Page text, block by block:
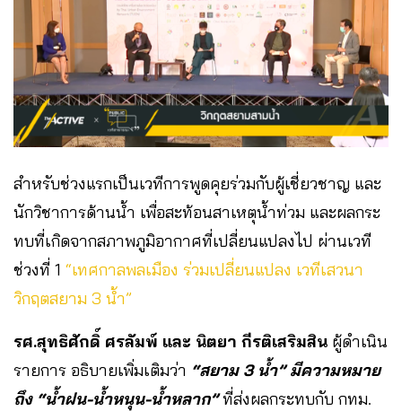
สำหรับช่วงแรกเป็นเวทีการพูดคุยร่วมกับผู้เชี่ยวชาญ และ
นักวิชาการด้านน้ำ เพื่อสะท้อนสาเหตุน้ำท่วม และผลกระ
ทบที่เกิดจากสภาพภูมิอากาศที่เปลี่ยนแปลงไป ผ่านเวที
ช่วงที่ 1 “เทศกาลพลเมือง ร่วมเปลี่ยนแปลง เวทีเสวนา
วิกฤตสยาม 3 น้ำ”
รศ.สุทธิศักดิ์ ศรลัมพ์ และ นิตยา กีรติเสริมสิน ผู้ดำเนิน
รายการ อธิบายเพิ่มเติมว่า “สยาม 3 น้ำ” มีความหมาย
ถึง “น้ำฝน-น้ำหนุน-น้ำหลาก”ที่ส่งผลกระทบกับ กทม.